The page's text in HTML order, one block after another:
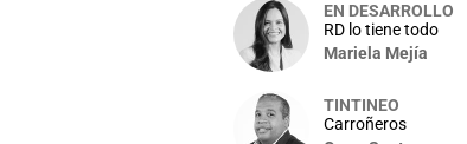
EN DESARROLLO
RD lo tiene todo
Mariela Mejía
TINTINEO
Carroñeros